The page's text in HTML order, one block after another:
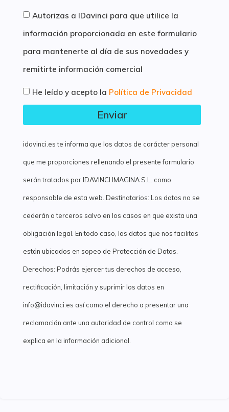
Autorizas a IDavinci para que utilice la
información proporcionada en este formulario
para mantenerte al día de sus novedades y
remitirte información comercial
He leído y acepto la Política de Privacidad
Enviar
idavinci.es te informa que los datos de carácter personal
que me proporciones rellenando el presente formulario
serán tratados por IDAVINCI IMAGINA S.L. como
responsable de esta web. Destinatarios: Los datos no se
cederán a terceros salvo en los casos en que exista una
obligación legal. En todo caso, los datos que nos facilitas
están ubicados en sopeo de Protección de Datos.
Derechos: Podrás ejercer tus derechos de acceso,
rectificación, limitación y suprimir los datos en
info@idavinci.es así como el derecho a presentar una
reclamación ante una autoridad de control como se
explica en la información adicional.